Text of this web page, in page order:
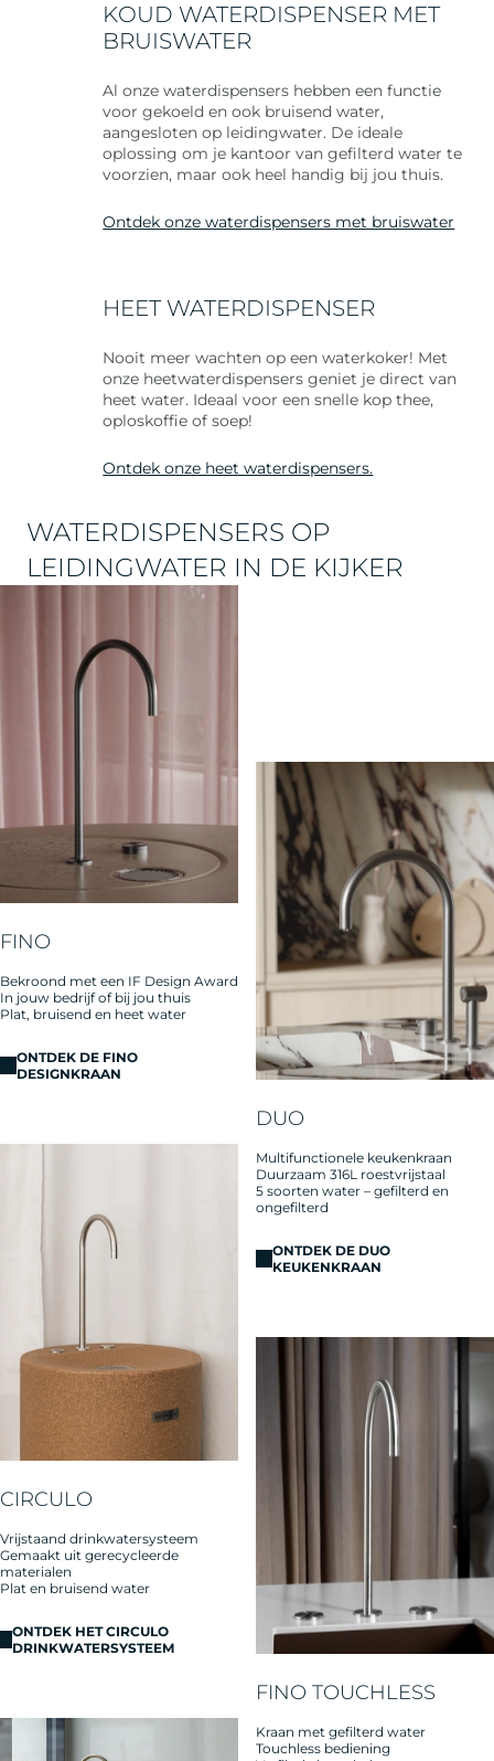
KOUD WATERDISPENSER MET
BRUISWATER
Al onze waterdispensers hebben een functie
voor gekoeld en ook bruisend water,
aangesloten op leidingwater. De ideale
oplossing om je kantoor van gefilterd water te
voorzien, maar ook heel handig bij jou thuis.
Ontdek onze waterdispensers met bruiswater
HEET WATERDISPENSER
Nooit meer wachten op een waterkoker! Met
onze heetwaterdispensers geniet je direct van
heet water. Ideaal voor een snelle kop thee,
oploskoffie of soep!
Ontdek onze heet waterdispensers.
WATERDISPENSERS OP
LEIDINGWATER IN DE KIJKER
FINO
Bekroond met een IF Design Award
In jouw bedrijf of bij jou thuis
Plat, bruisend en heet water
ONTDEK DE FINO
DESIGNKRAAN
DUO
Multifunctionele keukenkraan
Duurzaam 316L roestvrijstaal
5 soorten water – gefilterd en
ongefilterd
ONTDEK DE DUO
KEUKENKRAAN
CIRCULO
Vrijstaand drinkwatersysteem
Gemaakt uit gerecycleerde
materialen
Plat en bruisend water
ONTDEK HET CIRCULO
DRINKWATERSYSTEEM
FINO TOUCHLESS
Kraan met gefilterd water
Touchless bediening